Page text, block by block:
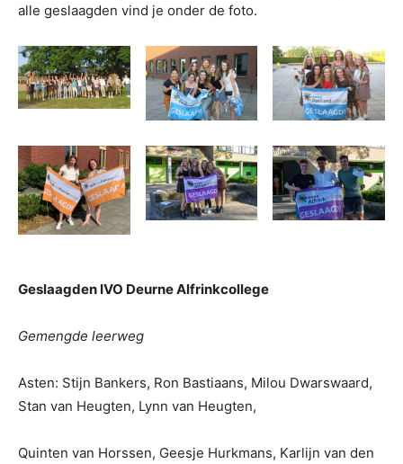
alle geslaagden vind je onder de foto.
Geslaagden IVO Deurne Alfrinkcollege
Gemengde leerweg
Asten: Stijn Bankers, Ron Bastiaans, Milou Dwarswaard,
Stan van Heugten, Lynn van Heugten,
Quinten van Horssen, Geesje Hurkmans, Karlijn van den